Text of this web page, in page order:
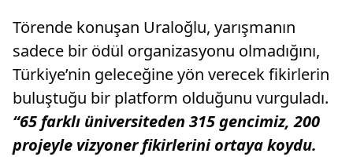
Törende konuşan Uraloğlu, yarışmanın
sadece bir ödül organizasyonu olmadığını,
Türkiye’nin geleceğine yön verecek fikirlerin
buluştuğu bir platform olduğunu vurguladı.
“65 farklı üniversiteden 315 gencimiz, 200
projeyle vizyoner fikirlerini ortaya koydu.